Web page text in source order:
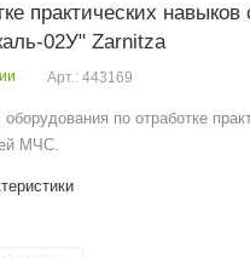
практических
02У" Zarnitza
Арт.: 443169
по отработке
МЧС.